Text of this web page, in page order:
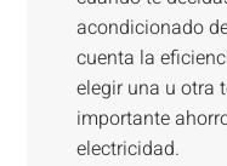
acondicionado
cuenta la
elegir una u otra
importante
electricidad.